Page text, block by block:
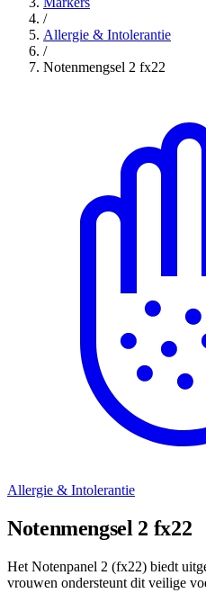
/
Allergie & Intolerantie
/
Notenmengsel 2 fx22
Allergie & Intolerantie
Notenmengsel 2 fx22
Het Notenpanel 2 (fx22) biedt
vrouwen ondersteunt dit veilige